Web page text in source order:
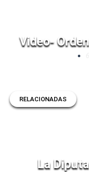
Video-
RELACIONADAS
La